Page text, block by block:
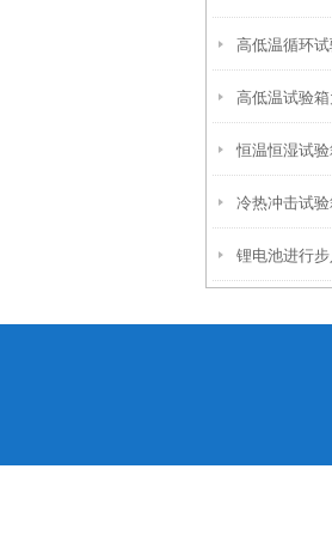
呢？
高低温循环
高低温试验
象？
恒温恒湿试
冷热冲击试
锂电池进行